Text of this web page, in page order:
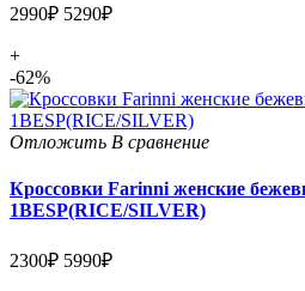
2990₽ 5290₽
+
-62%
Отложить В сравнение
Кроссовки Farinni женские
1BESP(RICE/SILVER)
2300₽ 5990₽